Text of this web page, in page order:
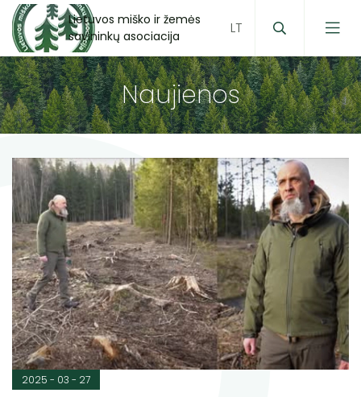
Lietuvos miško ir žemės
savininkų asociacija
Naujienos
2025 - 03 - 27